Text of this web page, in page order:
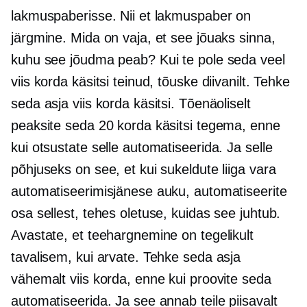
lakmuspaberisse. Nii et lakmuspaber on
järgmine. Mida on vaja, et see jõuaks sinna,
kuhu see jõudma peab? Kui te pole seda veel
viis korda käsitsi teinud, tõuske diivanilt. Tehke
seda asja viis korda käsitsi. Tõenäoliselt
peaksite seda 20 korda käsitsi tegema, enne
kui otsustate selle automatiseerida. Ja selle
põhjuseks on see, et kui sukeldute liiga vara
automatiseerimisjänese auku, automatiseerite
osa sellest, tehes oletuse, kuidas see juhtub.
Avastate, et teehargnemine on tegelikult
tavalisem, kui arvate. Tehke seda asja
vähemalt viis korda, enne kui proovite seda
automatiseerida. Ja see annab teile piisavalt